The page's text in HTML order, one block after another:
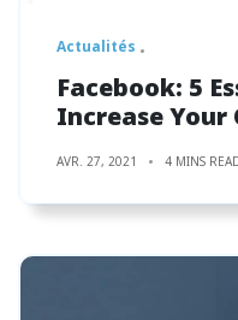
Actualités
Facebook: 5
Increase Your
AVR. 27, 2021 4 MINS